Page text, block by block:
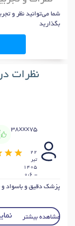
شما می‌توانید نظر و
بگذارید
نظرات
38xxx75
22
تير
1405
- 0:6
پزشک دقیق و باسواد و
مشاهده بیشتر